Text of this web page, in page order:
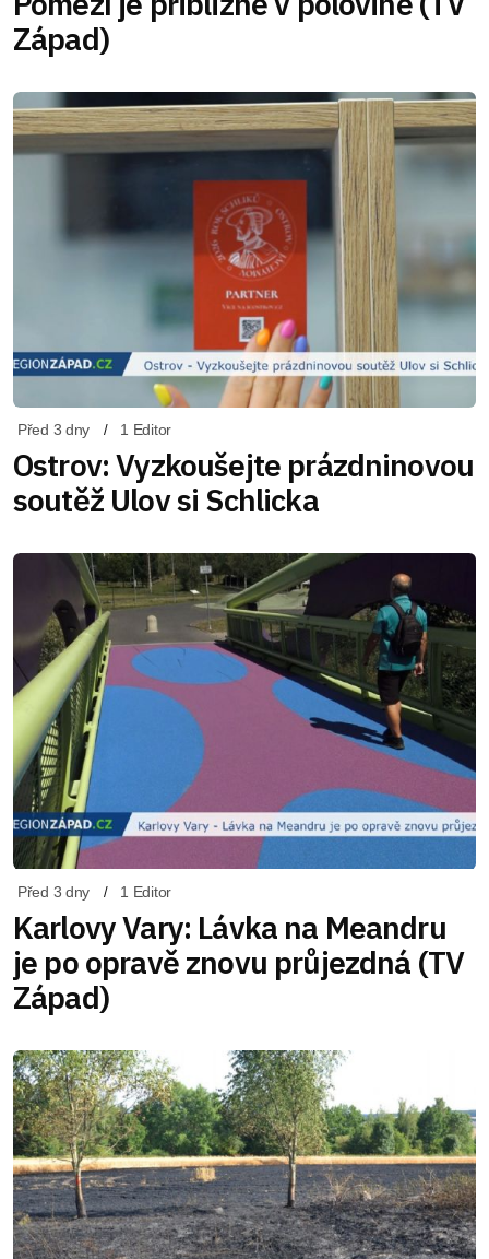
Západ)
Před 3 dny 1 Editor
Ostrov: Vyzkoušejte prázdninovou
soutěž Ulov si Schlicka
Před 3 dny 1 Editor
Karlovy Vary: Lávka na Meandru
je po opravě znovu průjezdná (TV
Západ)